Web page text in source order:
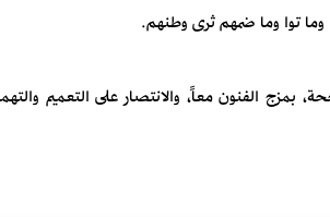
توا وما ضمهم ثرى وطنهم.
بمزج الفنون معاً، والانتصار على التعميم